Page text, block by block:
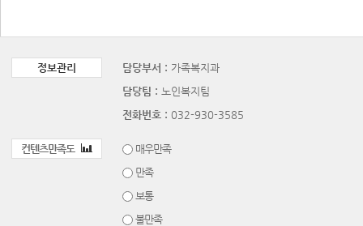
정보관리 담당부서 : 가족복지과
담당팀 : 노인복지팀
전화번호 : 032-930-3585
컨텐츠만족도
매우만족
만족
보통
불만족